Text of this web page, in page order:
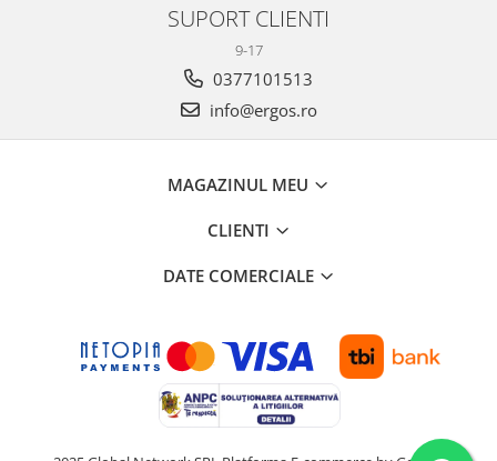
SUPORT CLIENTI
9-17
0377101513
info@ergos.ro
MAGAZINUL MEU
CLIENTI
DATE COMERCIALE